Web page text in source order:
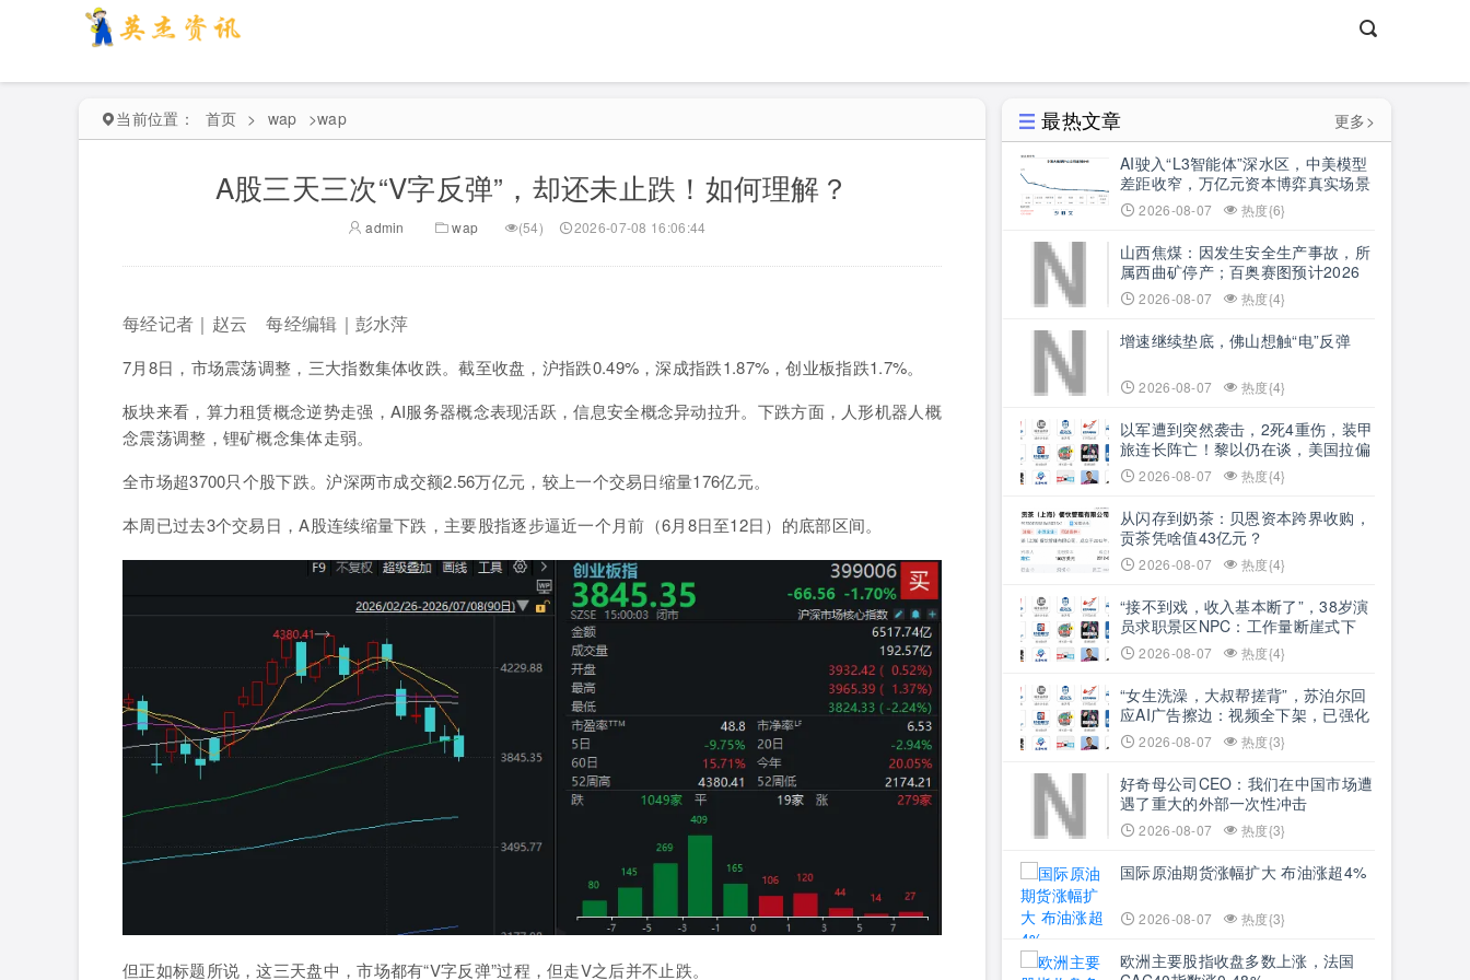
当前位置： 首页 > wap >wap
A股三天三次“V字反弹”，却还未止跌！如何理解？
admin wap (54) 2026-07-08 16:06:44
每经记者｜赵云 每经编辑｜彭水萍
7月8日，市场震荡调整，三大指数集体收跌。截至收盘，沪指跌0.49%，深成指跌1.87%，创业板指跌1.7%。
板块来看，算力租赁概念逆势走强，AI服务器概念表现活跃，信息安全概念异动拉升。下跌方面，人形机器人概
念震荡调整，锂矿概念集体走弱。
全市场超3700只个股下跌。沪深两市成交额2.56万亿元，较上一个交易日缩量176亿元。
本周已过去3个交易日，A股连续缩量下跌 ，主要股指逐步逼近一个月前（6月8日至12日）的底部区间。
但正如标题所说，这三天盘中，市场都有“V字反弹”过程，但走V之后并不止跌。
最热文章
更多>
AI驶入“L3智能体”深水区，中美模型
差距收窄，万亿元资本博弈真实场景
商业化
2026-08-07 热度{6}
山西焦煤：因发生安全生产事故，所
属西曲矿停产；百奥赛图预计2026
年上半年净利润同比增长超390%｜
公告精选
2026-08-07 热度{4}
增速继续垫底，佛山想触“电”反弹
2026-08-07 热度{4}
以军遭到突然袭击，2死4重伤，装甲
旅连长阵亡！黎以仍在谈，美国拉偏
架 2026-08-07 热度{4}
从闪存到奶茶：贝恩资本跨界收购，
贡茶凭啥值43亿元？
2026-08-07 热度{4}
“接不到戏，收入基本断了”，38岁演
员求职景区NPC：工作量断崖式下
跌，我只是一个“跑龙套”的，留给我
试错的时间不多了
2026-08-07 热度{4}
“女生洗澡，大叔帮搓背”，苏泊尔回
应AI广告擦边：视频全下架，已强化
内容管理与审核
2026-08-07 热度{3}
好奇母公司CEO：我们在中国市场遭
遇了重大的外部一次性冲击
2026-08-07 热度{3}
国际原油期货涨幅扩大 布油涨超4%
2026-08-07 热度{3}
欧洲主要股指收盘多数上涨，法国